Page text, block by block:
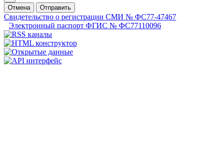
Отмена
Отправить
Свидетельство о регистрации СМИ № ФС77-47467
Электронный паспорт ФГИС № ФС77110096